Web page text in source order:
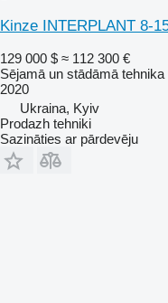
Kinze INTERPLANT 8-
129 000 $ ≈ 112 300 €
Sējamā un stādāmā
2020
Ukraina, Kyiv
Prodazh tehniki
Sazināties ar pārdevēju